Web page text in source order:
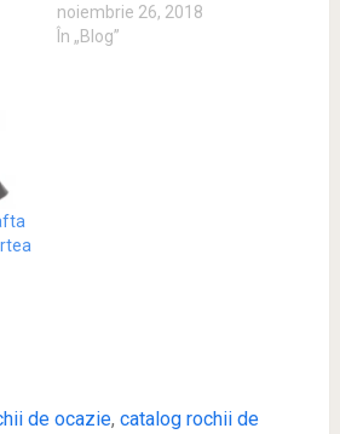
noiembrie 26, 2018
În „Blog”
de ocazie, catalog rochii de